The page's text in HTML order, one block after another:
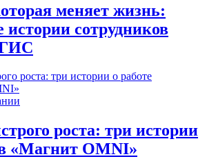
меняет жизнь:
истории сотрудников
роста: три истории
«Магнит OMNI»